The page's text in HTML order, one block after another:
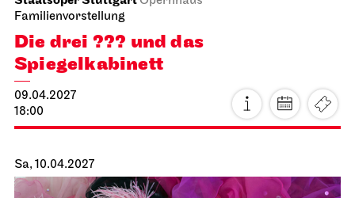
Zum letzten Mal in dieser Spielzeit
Die Meistersinger von Nürnberg